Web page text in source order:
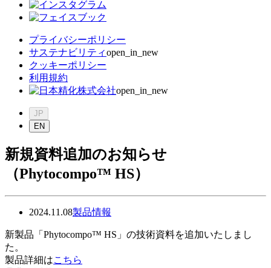
プライバシーポリシー
サステナビリティopen_in_new
クッキーポリシー
利用規約
open_in_new
JP
EN
新規資料追加のお知らせ
（Phytocompo™ HS）
2024.11.08製品情報
新製品「Phytocompo™ HS」の技術資料を追加いたしまし
た。
製品詳細はこちら